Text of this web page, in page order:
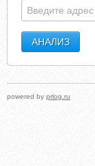
powered by prlog.ru